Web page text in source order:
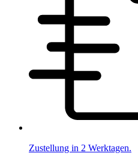
Zustellung in 2 Werktagen.